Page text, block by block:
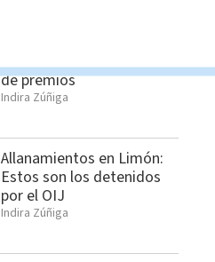
agosto | Lista completa
de premios
Indira Zúñiga
Allanamientos en Limón:
Estos son los detenidos
por el OIJ
Indira Zúñiga